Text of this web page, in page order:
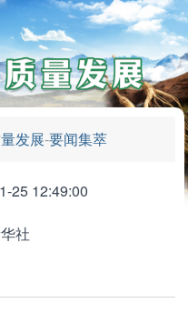
发展-要闻集萃
25 12:49:00
社